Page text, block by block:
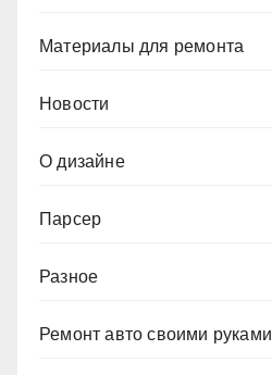
Материалы для ремонта
Новости
О дизайне
Парсер
Разное
Ремонт авто своими руками